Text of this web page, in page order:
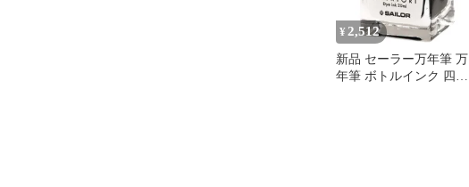
¥ 2,512
新品 セーラー万年筆 万
年筆 ボトルインク 四季